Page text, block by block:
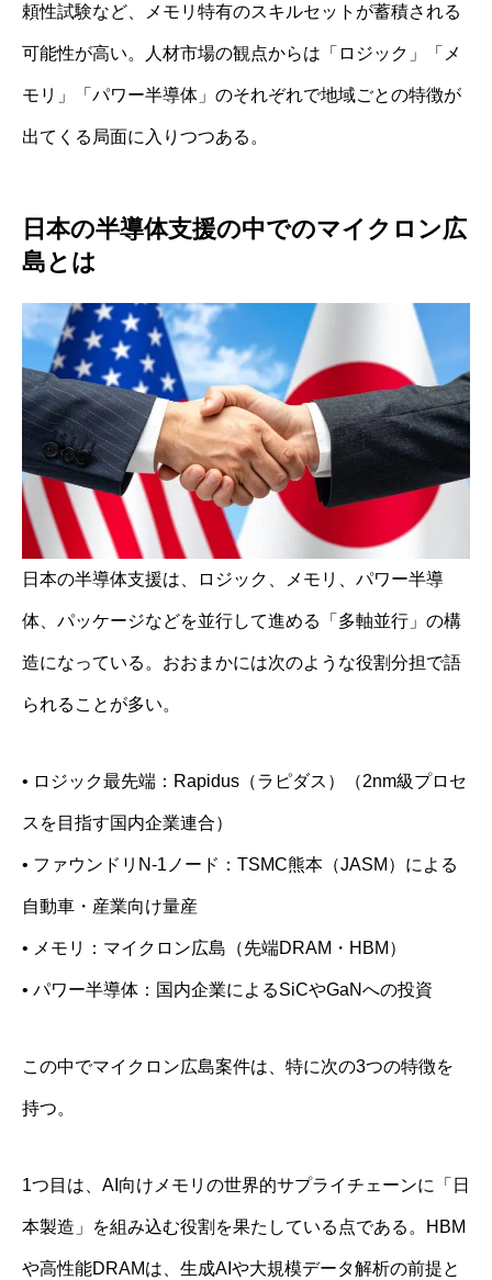
頼性試験など、メモリ特有のスキルセットが蓄積される
可能性が高い。人材市場の観点からは「ロジック」「メ
モリ」「パワー半導体」のそれぞれで地域ごとの特徴が
出てくる局面に入りつつある。
日本の半導体支援の中でのマイクロン広
島とは
日本の半導体支援は、ロジック、メモリ、パワー半導
体、パッケージなどを並行して進める「多軸並行」の構
造になっている。おおまかには次のような役割分担で語
られることが多い。
• ロジック最先端：Rapidus（ラピダス）（2nm級プロセ
スを目指す国内企業連合）
• ファウンドリN-1ノード：TSMC熊本（JASM）による
自動車・産業向け量産
• メモリ：マイクロン広島（先端DRAM・HBM）
• パワー半導体：国内企業によるSiCやGaNへの投資
この中でマイクロン広島案件は、特に次の3つの特徴を
持つ。
1つ目は、AI向けメモリの世界的サプライチェーンに「日
本製造」を組み込む役割を果たしている点である。HBM
や高性能DRAMは、生成AIや大規模データ解析の前提と